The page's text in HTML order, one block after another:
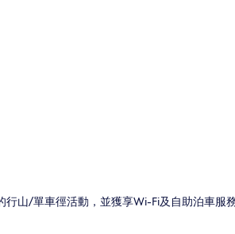
山/單車徑活動，並獲享Wi-Fi及自助泊車服